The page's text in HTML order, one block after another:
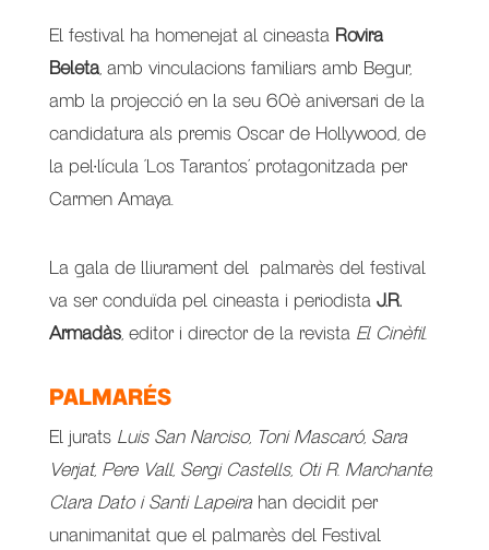
El festival ha homenejat al cineasta Rovira
Beleta, amb vinculacions familiars amb Begur,
amb la projecció en la seu 60è aniversari de la
candidatura als premis Oscar de Hollywood, de
la pel·lícula ‘Los Tarantos’ protagonitzada per
Carmen Amaya.
La gala de lliurament del palmarès del festival
va ser conduïda pel cineasta i periodista J.R.
Armadàs, editor i director de la revista El Cinèfil.
PALMARÉS
El jurats Luis San Narciso, Toni Mascaró, Sara
Verjat, Pere Vall, Sergi Castells, Oti R. Marchante,
Clara Dato i Santi Lapeirahan decidit per
unanimanitat que el palmarès del Festival